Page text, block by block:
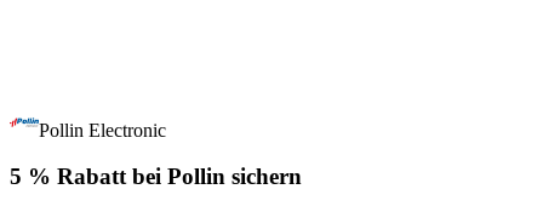
Pollin Electronic
5 % Rabatt bei Pollin sichern